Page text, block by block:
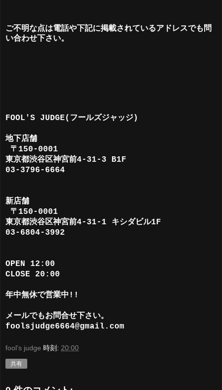
ご不明な点は電話や下記に掲載されているアドレスでも問
い合わせ下さい。
FOOL'S JUDGE(フールズジャッジ)
地下店舗
〒150-0001
東京都渋谷区神宮前4-31-3 B1F
03-3796-6664
新店舗
〒150-0001
東京都渋谷区神宮前4-31-1 キシダビル1F
03-6804-3992
OPEN 12:00
CLOSE 20:00
年中無休で営業中!!
メールでもお問合せ下さい。
foolsjudge6664@gmail.com
fool's judge 時刻: 20:00
共有